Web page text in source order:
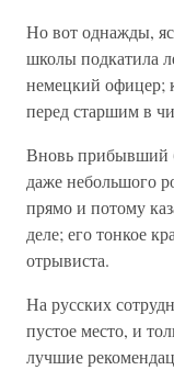
Но вот однажды,
школы подкатила
немецкий офицер;
перед старшим в
Вновь прибывший
даже небольшого
прямо и потому
деле; его тонкое
отрывиста.
На русских
пустое место, и
лучшие